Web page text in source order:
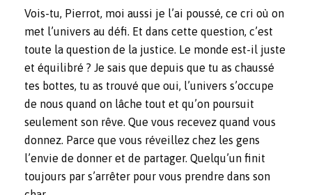
Vois-tu, Pierrot, moi aussi je l’ai poussé, ce cri où on
met l’univers au défi. Et dans cette question, c’est
toute la question de la justice. Le monde est-il juste
et équilibré ? Je sais que depuis que tu as chaussé
tes bottes, tu as trouvé que oui, l’univers s’occupe
de nous quand on lâche tout et qu’on poursuit
seulement son rêve. Que vous recevez quand vous
donnez. Parce que vous réveillez chez les gens
l’envie de donner et de partager. Quelqu’un finit
toujours par s’arrêter pour vous prendre dans son